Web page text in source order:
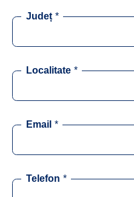
Județ *
Localitate *
Email *
Telefon *